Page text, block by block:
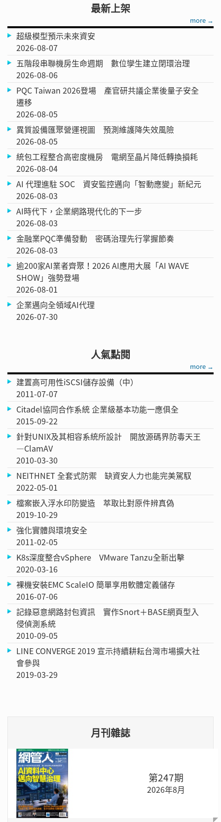
最新上架
more →
超級模型預示未來資安
2026-08-07
五階段串聯機房生命週期 數位孿生建立閉環治理
2026-08-06
PQC Taiwan 2026登場 產官研共議企業後量子安全
遷移
2026-08-05
異質設備匯聚營運視圖 預測維護降失效風險
2026-08-05
統包工程整合高密度機房 電網至晶片降低轉換損耗
2026-08-04
AI 代理進駐 SOC 資安監控邁向「智動應變」新紀元
2026-08-03
AI時代下，企業網路現代化的下一步
2026-08-03
金融業PQC準備發動 密碼治理先行掌握節奏
2026-08-03
逾200家AI業者齊聚！2026 AI應用大展「AI WAVE
SHOW」強勢登場
2026-08-01
企業邁向全領域AI代理
2026-07-30
人氣點閱
more →
建置高可用性iSCSI儲存設備（中）
2011-07-07
Citadel協同合作系統 企業級基本功能一應俱全
2015-09-22
針對UNIX及其相容系統所設計 開放源碼界防毒天王
—ClamAV
2010-03-30
NEITHNET 全套式防禦 缺資安人力也能完美駕馭
2022-05-01
檔案嵌入浮水印防變造 萃取比對原件辨真偽
2019-10-29
強化實體與環境安全
2011-02-05
K8s深度整合vSphere VMware Tanzu全新出擊
2020-03-16
裸機安裝EMC ScaleIO 簡單享用軟體定義儲存
2016-07-06
記錄惡意網路封包資訊 實作Snort＋BASE網頁型入
侵偵測系統
2010-09-05
LINE CONVERGE 2019 宣示持續耕耘台灣市場擴大社
會參與
2019-03-29
月刊雜誌
第247期
2026年8月